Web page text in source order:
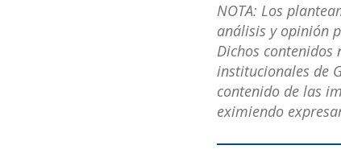
NOTA: Los
análisis y opinión
Dichos
institucionales de
contenido de las
eximiendo